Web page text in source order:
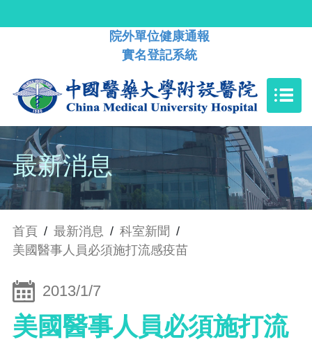
院外單位健康通報
實名登記系統
最新消息
首頁 / 最新消息 / 科室新聞 /
美國醫事人員必須施打流感疫苗
2013/1/7
美國醫事人員必須施打流